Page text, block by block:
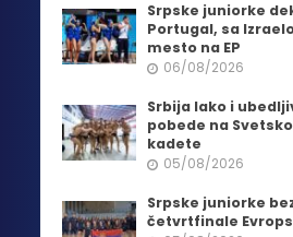
Srpske juniorke
Portugal, sa
mesto na EP
06/08/2026
Srbija lako i
pobede na
kadete
05/08/2026
Srpske juniorke
četvrtfinale